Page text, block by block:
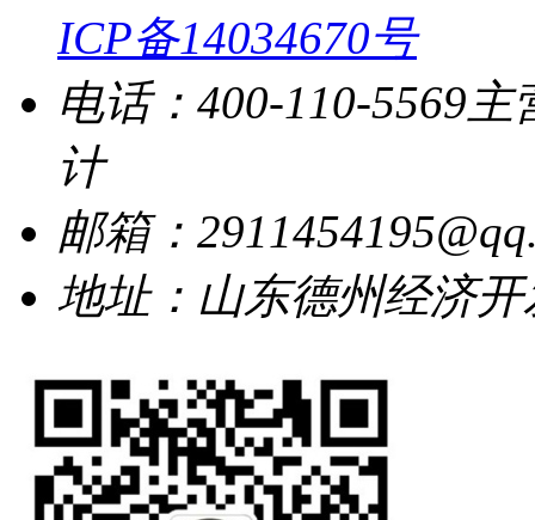
ICP备14034670号
电话：400-110-5569 主
计
邮箱：
地址：山东德州经济